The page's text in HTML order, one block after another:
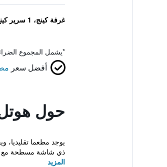
غرفة كينج، 1 سرير كينغ
*يشمل المجموع
أفضل سعر
حول
ذي شاشة مسطحة مع
المزيد